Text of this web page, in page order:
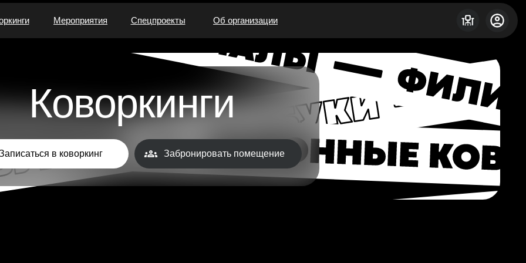
Мероприятия Спецпроекты Об организации
Коворкинги
в коворкинг Забронировать помещение